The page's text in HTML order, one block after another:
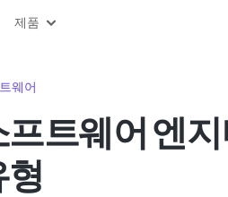
블로그
제품
웨어
프트웨어 엔
형